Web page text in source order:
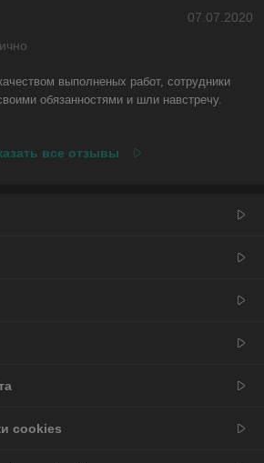
07.07.2020
выполненых работ, сотрудники
обязанностями и шли навстречу.
все отзывы
cookies